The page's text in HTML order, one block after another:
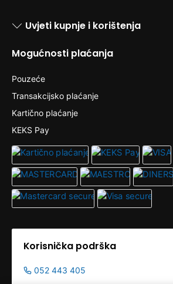
Uvjeti kupnje i korištenja
Mogućnosti plaćanja
Pouzeće
Transakcijsko plaćanje
Kartično plaćanje
KEKS Pay
Korisnička podrška
052 443 405